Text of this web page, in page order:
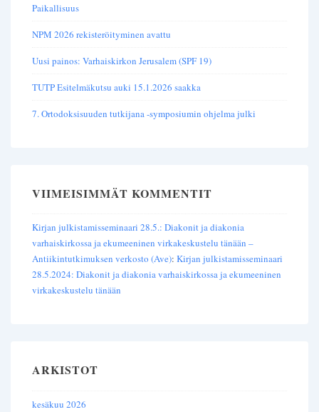
Paikallisuus
NPM 2026 rekisteröityminen avattu
Uusi painos: Varhaiskirkon Jerusalem (SPF 19)
TUTP Esitelmäkutsu auki 15.1.2026 saakka
7. Ortodoksisuuden tutkijana -symposiumin ohjelma julki
VIIMEISIMMÄT KOMMENTIT
Kirjan julkistamisseminaari 28.5.: Diakonit ja diakonia
varhaiskirkossa ja ekumeeninen virkakeskustelu tänään –
Antiikintutkimuksen verkosto (Ave): Kirjan julkistamisseminaari
28.5.2024: Diakonit ja diakonia varhaiskirkossa ja ekumeeninen
virkakeskustelu tänään
ARKISTOT
kesäkuu 2026